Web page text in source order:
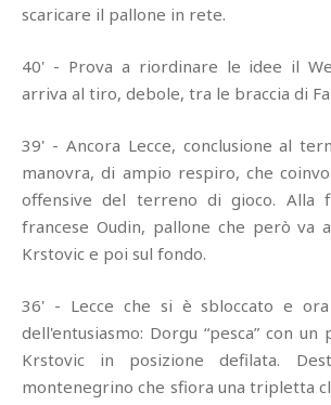
scaricare il pallone in rete.
40' - Prova a riordinare le idee il
arriva al tiro, debole, tra le braccia di
39' - Ancora Lecce, conclusione al
manovra, di ampio respiro, che
offensive del terreno di gioco.
francese Oudin, pallone che però va
Krstovic e poi sul fondo.
36' - Lecce che si è sbloccato e
dell'entusiasmo: Dorgu “pesca” con un
Krstovic in posizione defilata.
montenegrino che sfiora una tripletta